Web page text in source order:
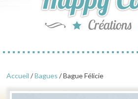
Accueil /Bagues / Bague Félicie